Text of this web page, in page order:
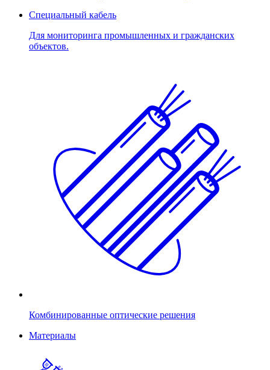
Специальный кабель
Для мониторинга промышленных и гражданских
объектов.
Комбинированные оптические решения
Материалы